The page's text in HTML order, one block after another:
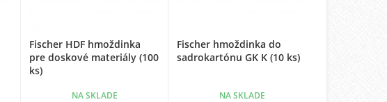
Fischer HDF hmoždinka
pre doskové materiály (100
ks)
NA SKLADE
Fischer hmoždinka do
sadrokartónu GK K (10 ks)
NA SKLADE